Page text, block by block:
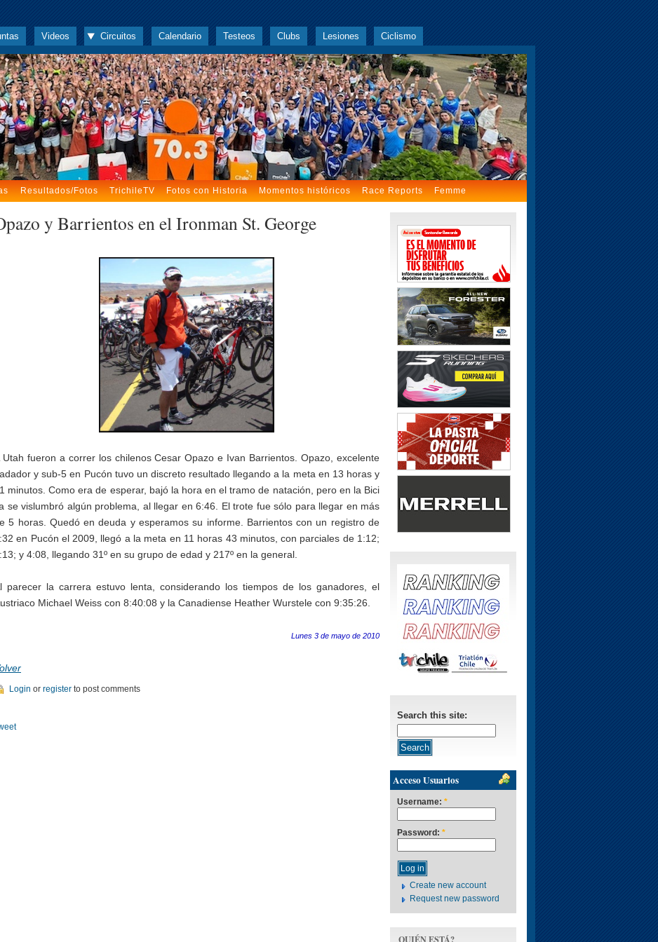
Videos Circuitos Calendario Testeos Clubs Lesiones Ciclismo
Resultados/Fotos TrichileTV Fotos con Historia Momentos históricos Race Reports Femme
y Barrientos en el Ironman St. George
Utah fueron a correr los chilenos Cesar Opazo e Ivan Barrientos. Opazo, excelente
y sub-5 en Pucón tuvo un discreto resultado llegando a la meta en 13 horas y
minutos. Como era de esperar, bajó la hora en el tramo de natación, pero en la Bici
se vislumbró algún problema, al llegar en 6:46. El trote fue sólo para llegar en más
5 horas. Quedó en deuda y esperamos su informe. Barrientos con un registro de
en Pucón el 2009, llegó a la meta en 11 horas 43 minutos, con parciales de 1:12;
y 4:08, llegando 31º en su grupo de edad y 217º en la general.
parecer la carrera estuvo lenta, considerando los tiempos de los ganadores, el
Michael Weiss con 8:40:08 y la Canadiense Heather Wurstele con 9:35:26.
Lunes 3 de mayo de 2010
Login or register to post comments
Search this site:
Acceso Usuarios
Username: *
Password: *
Create new account
Request new password
QUIÉN ESTÁ?